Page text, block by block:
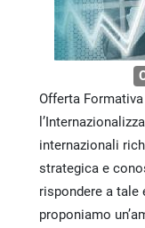
Offerta
internazionali
strategica e
rispondere a tale
proponiamo